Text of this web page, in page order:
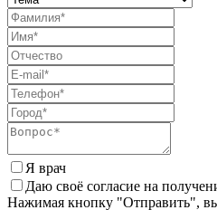
Я врач
Даю своё согласие на
Нажимая кнопку "Отправить",